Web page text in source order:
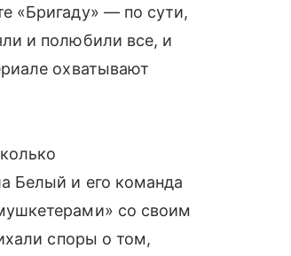
«Бригаду» — по сути,
и полюбили все, и
охватывают
Белый и его команда
со своим
споры о том,